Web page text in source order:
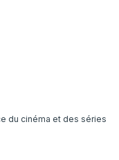
du cinéma et des séries